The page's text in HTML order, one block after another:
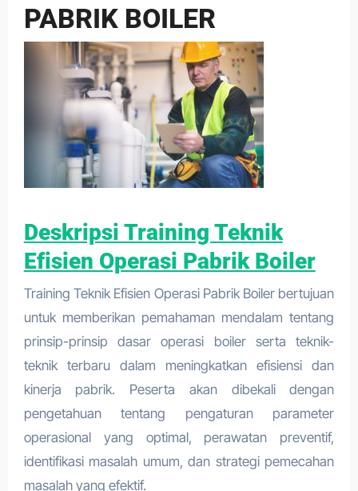
PABRIK BOILER
Deskripsi Training Teknik
Efisien Operasi Pabrik Boiler
Training Teknik Efisien Operasi Pabrik Boiler bertujuan
untuk memberikan pemahaman mendalam tentang
prinsip-prinsip dasar operasi boiler serta teknik-
teknik terbaru dalam meningkatkan efisiensi dan
kinerja pabrik. Peserta akan dibekali dengan
pengetahuan tentang pengaturan parameter
operasional yang optimal, perawatan preventif,
identifikasi masalah umum, dan strategi pemecahan
masalah yang efektif.